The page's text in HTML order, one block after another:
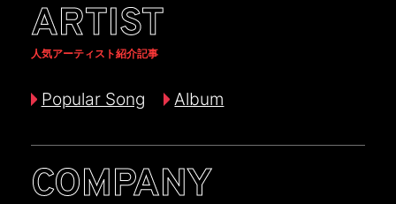
ARTIST
人気アーティスト紹介記事
Popular Song Album
COMPANY